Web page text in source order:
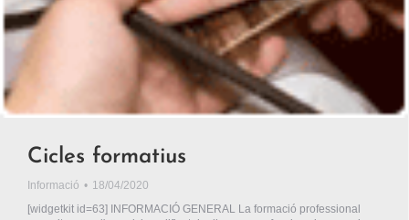
Cicles formatius
Informació
18/04/2020
[widgetkit id=63] INFORMACIÓ GENERAL La formació professional